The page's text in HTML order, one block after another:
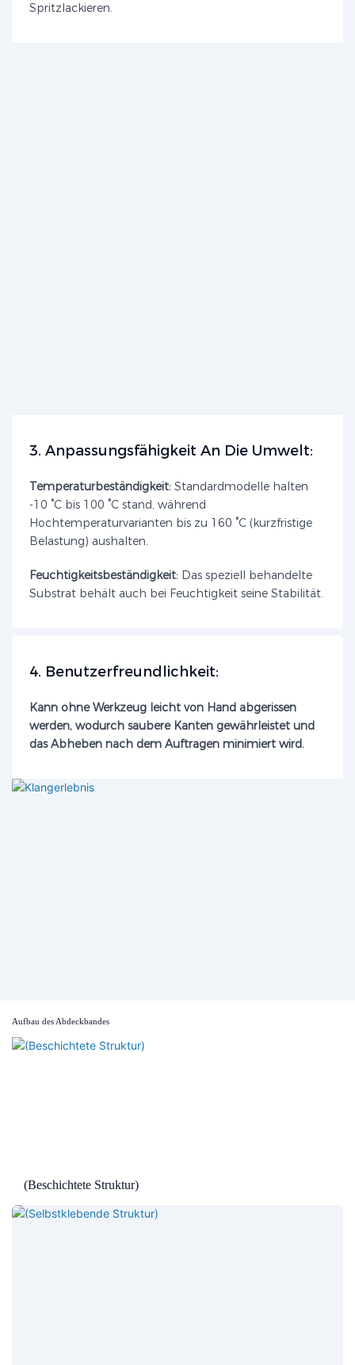
Spritzlackieren.
3. Anpassungsfähigkeit An Die Umwelt:
Temperaturbeständigkeit: Standardmodelle halten
-10 °C bis 100 °C stand, während
Hochtemperaturvarianten bis zu 160 °C (kurzfristige
Belastung) aushalten.
Feuchtigkeitsbeständigkeit: Das speziell behandelte
Substrat behält auch bei Feuchtigkeit seine Stabilität.
4. Benutzerfreundlichkeit:
Kann ohne Werkzeug leicht von Hand abgerissen
werden, wodurch saubere Kanten gewährleistet und
das Abheben nach dem Auftragen minimiert wird.
Aufbau des Abdeckbandes
(Beschichtete Struktur)